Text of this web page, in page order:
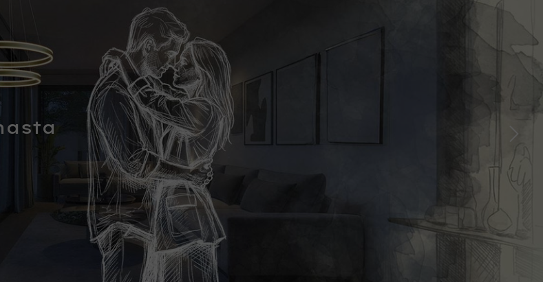
Recibe el calor con
ASPAS
con
Y